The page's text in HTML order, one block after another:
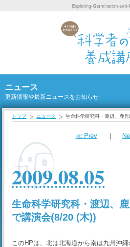
ニュース
更新情報や最新ニュースをお知らせ
トップ ニュース 生命科学研究科・渡辺、鹿
≪ Prev｜
2009.08.05
生命科学研究科・渡辺、
で講演会(8/20 (木))
このHPは、北は北海道から南は九州沖